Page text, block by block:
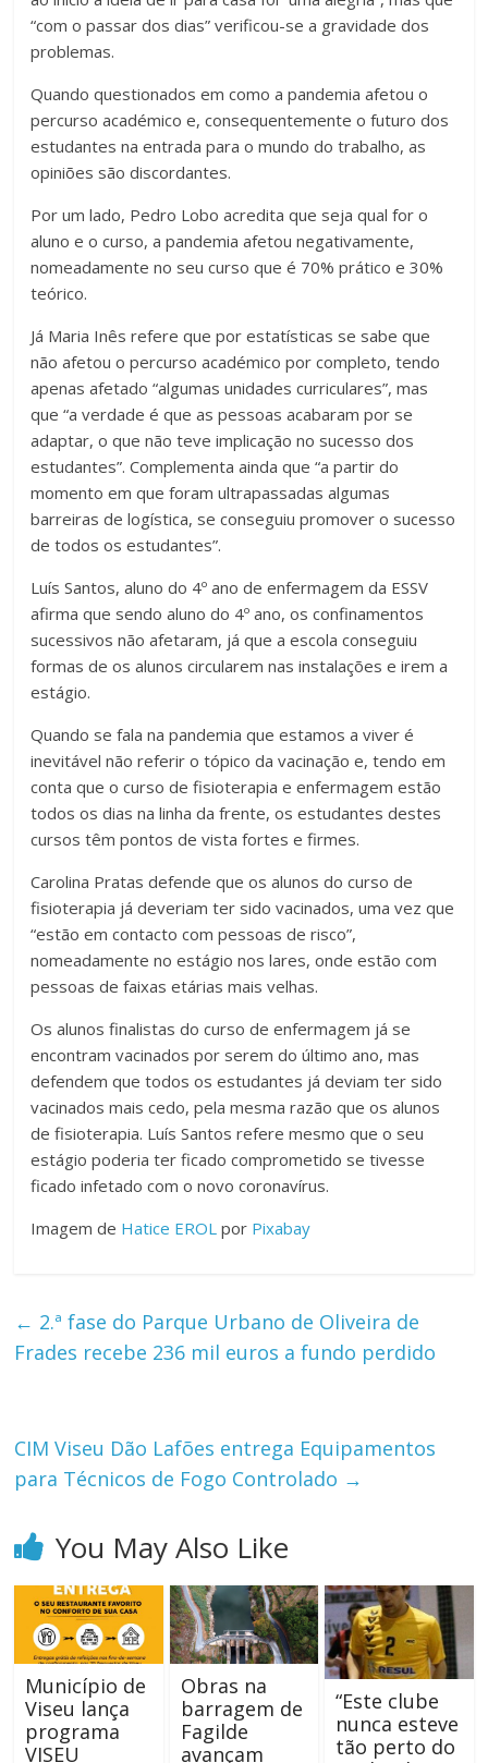
“com o passar dos dias” verificou-se a gravidade dos
problemas.
Quando questionados em como a pandemia afetou o
percurso académico e, consequentemente o futuro dos
estudantes na entrada para o mundo do trabalho, as
opiniões são discordantes.
Por um lado, Pedro Lobo acredita que seja qual for o
aluno e o curso, a pandemia afetou negativamente,
nomeadamente no seu curso que é 70% prático e 30%
teórico.
Já Maria Inês refere que por estatísticas se sabe que
não afetou o percurso académico por completo, tendo
apenas afetado “algumas unidades curriculares”, mas
que “a verdade é que as pessoas acabaram por se
adaptar, o que não teve implicação no sucesso dos
estudantes”. Complementa ainda que “a partir do
momento em que foram ultrapassadas algumas
barreiras de logística, se conseguiu promover o sucesso
de todos os estudantes”.
Luís Santos, aluno do 4º ano de enfermagem da ESSV
afirma que sendo aluno do 4º ano, os confinamentos
sucessivos não afetaram, já que a escola conseguiu
formas de os alunos circularem nas instalações e irem a
estágio.
Quando se fala na pandemia que estamos a viver é
inevitável não referir o tópico da vacinação e, tendo em
conta que o curso de fisioterapia e enfermagem estão
todos os dias na linha da frente, os estudantes destes
cursos têm pontos de vista fortes e firmes.
Carolina Pratas defende que os alunos do curso de
fisioterapia já deveriam ter sido vacinados, uma vez que
“estão em contacto com pessoas de risco”,
nomeadamente no estágio nos lares, onde estão com
pessoas de faixas etárias mais velhas.
Os alunos finalistas do curso de enfermagem já se
encontram vacinados por serem do último ano, mas
defendem que todos os estudantes já deviam ter sido
vacinados mais cedo, pela mesma razão que os alunos
de fisioterapia. Luís Santos refere mesmo que o seu
estágio poderia ter ficado comprometido se tivesse
ficado infetado com o novo coronavírus.
Imagem de Hatice EROL por Pixabay
← 2.ª fase do Parque Urbano de Oliveira de
Frades recebe 236 mil euros a fundo perdido
CIM Viseu Dão Lafões entrega Equipamentos
para Técnicos de Fogo Controlado →
You May Also Like
Município de
Viseu lança
programa
VISEU
Obras na
barragem de
Fagilde
avançam
“Este clube
nunca esteve
tão perto do